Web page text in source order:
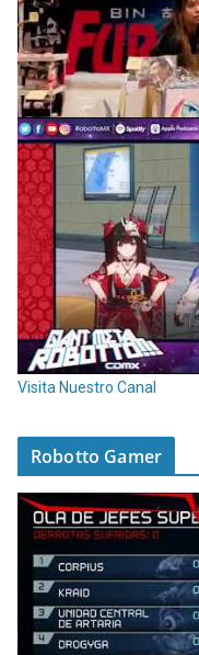
Visita Nuestro Canal
Robotto Gamer